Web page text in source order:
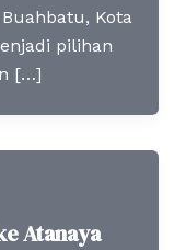
Kota
pilihan
[…]
Atanaya